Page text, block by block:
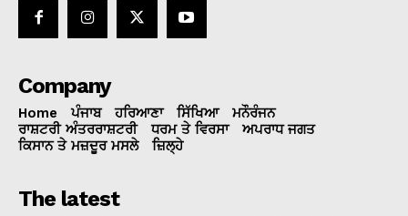
Company
Home ਪੰਜਾਬ ਹਰਿਆਣਾ ਸਿੱਖਿਆ
ਮਨੌਰੰਜਨ
ਰਾਸ਼ਟਰੀ ਅੰਤਰਰਾਸ਼ਟਰੀ
ਧਰਮ ਤੇ ਵਿਰਸਾ
ਅਪਰਾਧ ਜਗਤ
ਕਿਸਾਨ ਤੇ ਮਜ਼ਦੂਰ ਮਸਲੇ
ਜ਼ਿਲ੍ਹੇ
The latest